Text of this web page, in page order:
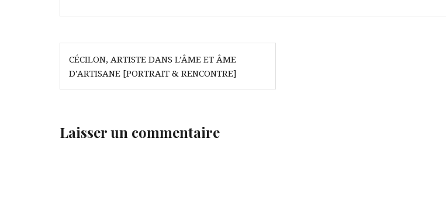
Navigation
de
l’article
CÉCILON, ARTISTE DANS L’ÂME ET ÂME
D’ARTISANE [PORTRAIT & RENCONTRE]
Laisser un commentaire